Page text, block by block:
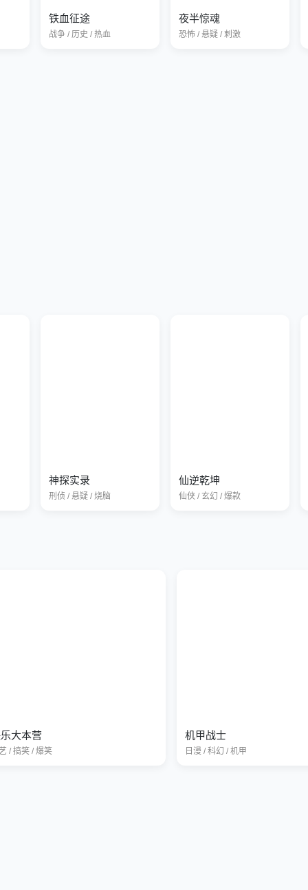
铁血征途
战争 / 历史 / 热血
夜半惊魂
恐怖 / 悬疑 / 刺激
神探实录
刑侦 / 悬疑 / 烧脑
仙逆乾坤
仙侠 / 玄幻 / 爆款
大本营
/ 搞笑 / 爆笑
机甲战士
日漫 / 科幻 / 机甲